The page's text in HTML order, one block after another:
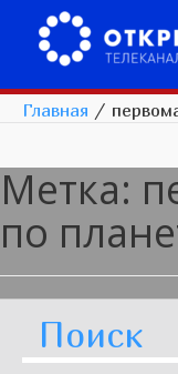
Главная /
Метка:
по
Поиск